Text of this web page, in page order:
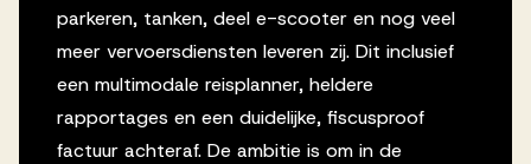
parkeren, tanken, deel e-scooter en nog veel
meer vervoersdiensten leveren zij. Dit inclusief
een multimodale reisplanner, heldere
rapportages en een duidelijke, fiscusproof
factuur achteraf. De ambitie is om in de